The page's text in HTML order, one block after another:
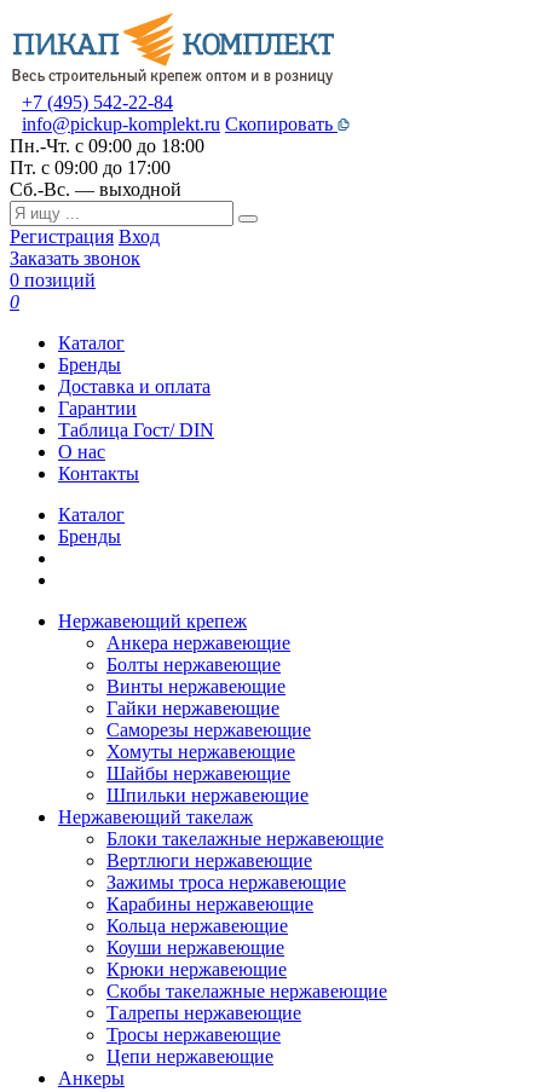
+7 (495) 542-22-84
info@pickup-komplekt.ru Скопировать
Пн.-Чт. с 09:00 до 18:00
Пт. с 09:00 до 17:00
Сб.-Вс. — выходной
Регистрация Вход
Заказать звонок
0 позиций
0
Каталог
Бренды
Доставка и оплата
Гарантии
Таблица Гост/ DIN
О нас
Контакты
Каталог
Бренды
Нержавеющий крепеж
Анкера нержавеющие
Болты нержавеющие
Винты нержавеющие
Гайки нержавеющие
Саморезы нержавеющие
Хомуты нержавеющие
Шайбы нержавеющие
Шпильки нержавеющие
Нержавеющий такелаж
Блоки такелажные нержавеющие
Вертлюги нержавеющие
Зажимы троса нержавеющие
Карабины нержавеющие
Кольца нержавеющие
Коуши нержавеющие
Крюки нержавеющие
Скобы такелажные нержавеющие
Талрепы нержавеющие
Тросы нержавеющие
Цепи нержавеющие
Анкеры